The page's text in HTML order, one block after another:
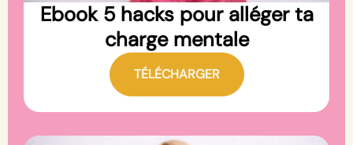
Ebook 5 hacks pour alléger ta
charge mentale
TÉLÉCHARGER